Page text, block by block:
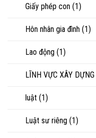
Giấy phép con (1)
Hôn nhân gia đình (1)
Lao động (1)
LĨNH VỰC XÂY DỰNG
luật (1)
Luật sư riêng (1)